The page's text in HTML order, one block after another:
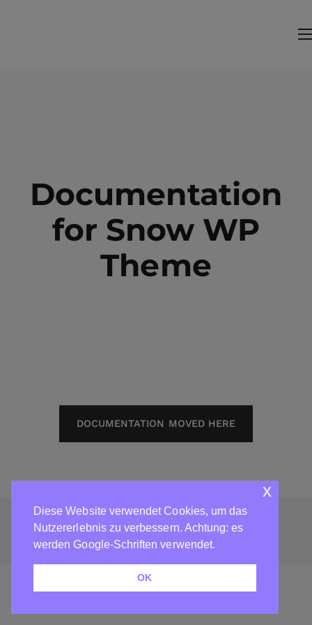
Documentation
for Snow WP
Theme
DOCUMENTATION MOVED HERE
©2026 ART CREATIV HOBBY DITTRICH HAMBURG,
Diese Website verwendet Cookies, um das
Nutzererlebnis zu verbessern. Achtung: es
werden Google-Schriften verwendet.
OK
x